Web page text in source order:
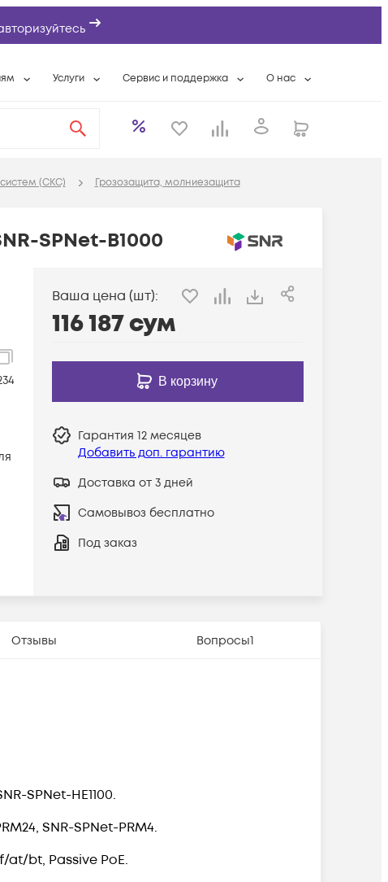
Услуги
Расширенная гарантия
Сервис и поддержка
Разовые выездные работы
Сервисный центр
Условия оказания услуг
О нас
Контактная
(СКС) Грозозащита, молниезащита
SPNet-B1000
Ваша цена (шт):
116 187сум
В корзину
Гарантия 12 месяцев
Добавить доп. гарантию
Доставка от 3 дней
Самовывоз бесплатно
Под заказ
Отзывы Вопросы1
SPNet-HE1100.
SNR-SPNet-PRM4.
at/bt, Passive PoE.